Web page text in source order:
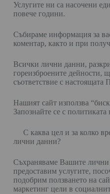
Услугите ни са насочени
повече години.
Събираме информация за
коментар, както и при
Всички лични данни,
гореизброените дейности,
съответствие с настоящата
Нашият сайт използва
Запознайте се с
С каква цел и за колко
лични данни?
Съхраняваме Вашите лични
предоставим услугите,
подобрим ползването на
маркетинг цели в